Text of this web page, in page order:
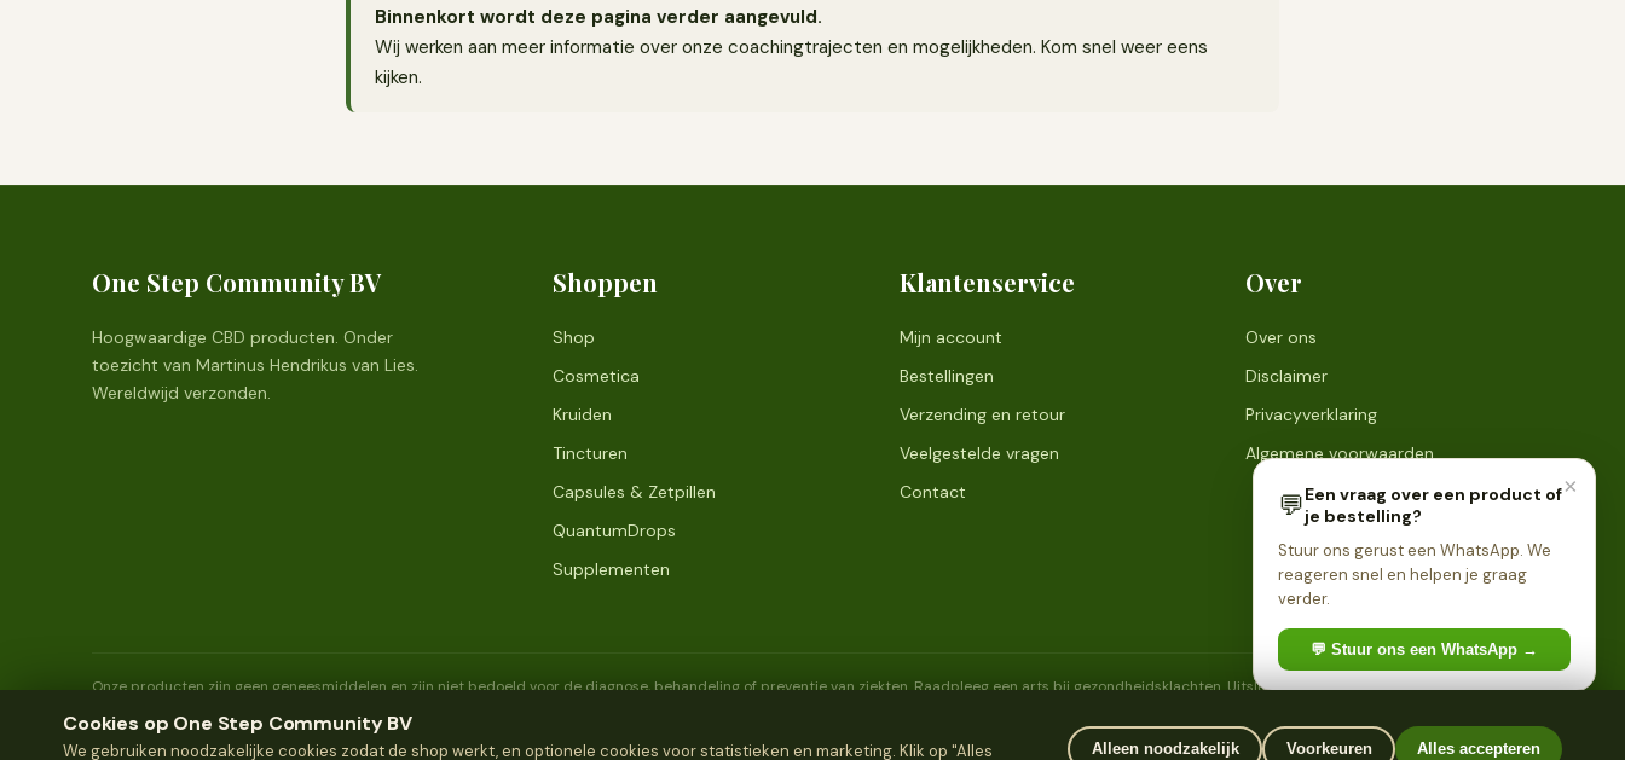
Binnenkort wordt deze pagina verder aangevuld.
Wij werken aan meer informatie over onze coachingtrajecten en mogelijkheden. Kom snel weer eens
kijken.
One Step Community BV
Hoogwaardige CBD producten. Onder
toezicht van Martinus Hendrikus van Lies.
Wereldwijd verzonden.
Shoppen
Shop
Cosmetica
Kruiden
Tincturen
Capsules & Zetpillen
QuantumDrops
Supplementen
Klantenservice
Mijn account
Bestellingen
Verzending en retour
Veelgestelde vragen
Contact
Over
Over ons
Disclaimer
Privacyverklaring
Algemene voorwaarden
Onze producten zijn geen geneesmiddelen en zijn niet bedoeld voor de diagnose, behandeling of preventie van ziekten. Raadpleeg een arts bij gezondheidsklachten. Uitsluitend bestemd voor personen van 18
Cookies op One Step Community BV
We gebruiken noodzakelijke cookies zodat de shop werkt, en optionele cookies voor statistieken en marketing. Klik op "Alles Alleen noodzakelijk Voorkeuren Alles accepteren
×
💬Een vraag over een product of
je bestelling?
Stuur ons gerust een WhatsApp. We
reageren snel en helpen je graag
verder.
💬 Stuur ons een WhatsApp →